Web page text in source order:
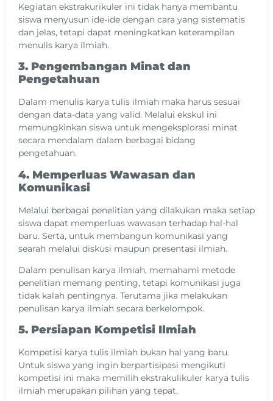
Kegiatan ekstrakurikuler ini tidak hanya membantu
siswa menyusun ide-ide dengan cara yang sistematis
dan jelas, tetapi dapat meningkatkan keterampilan
menulis karya ilmiah.
3. Pengembangan Minat dan
Pengetahuan
Dalam menulis karya tulis ilmiah maka harus sesuai
dengan data-data yang valid. Melalui ekskul ini
memungkinkan siswa untuk mengeksplorasi minat
secara mendalam dalam berbagai bidang
pengetahuan.
4. Memperluas Wawasan dan
Komunikasi
Melalui berbagai penelitian yang dilakukan maka setiap
siswa dapat memperluas wawasan terhadap hal-hal
baru. Serta, untuk membangun komunikasi yang
searah melalui diskusi maupun presentasi ilmiah.
Dalam penulisan karya ilmiah, memahami metode
penelitian memang penting, tetapi komunikasi juga
tidak kalah pentingnya. Terutama jika melakukan
penulisan karya ilmiah secara berkelompok.
5. Persiapan Kompetisi Ilmiah
Kompetisi karya tulis ilmiah bukan hal yang baru.
Untuk siswa yang ingin berpartisipasi mengikuti
kompetisi ini maka memilih ekstrakulikuler karya tulis
ilmiah merupakan pilihan yang tepat.